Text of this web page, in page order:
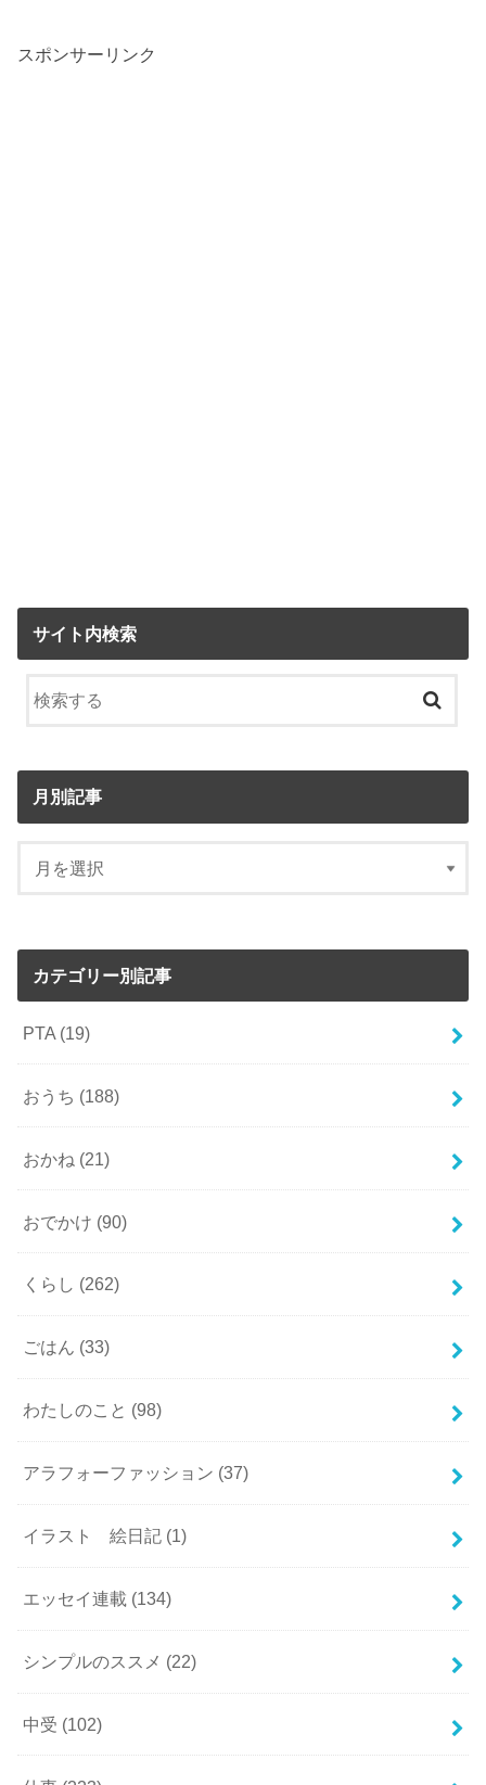
スポンサーリンク
サイト内検索
月別記事
カテゴリー別記事
PTA (19)
おうち (188)
おかね (21)
おでかけ (90)
くらし (262)
ごはん (33)
わたしのこと (98)
アラフォーファッション (37)
イラスト 絵日記 (1)
エッセイ連載 (134)
シンプルのススメ (22)
中受 (102)